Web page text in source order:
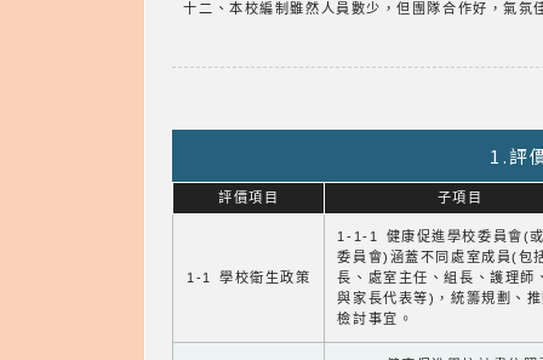
十二、本校編制雖然人員數少，但團隊合作好，氣氛
1.評
評價項目 子項目
1-1 學校衛生政策
1-1-1 健康促進學校委員會(
委員會)涵蓋不同處室成員(包
長、處室主任、組長、護理師
與家長代表等)，統籌規劃、
檢討事宜。